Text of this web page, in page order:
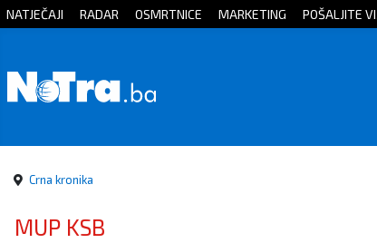
Početna
Sport
Kultura
NATJEČAJI RADAR OSMRTNICE MARKETING POŠALJITE
Crna kronika
MUP KSB